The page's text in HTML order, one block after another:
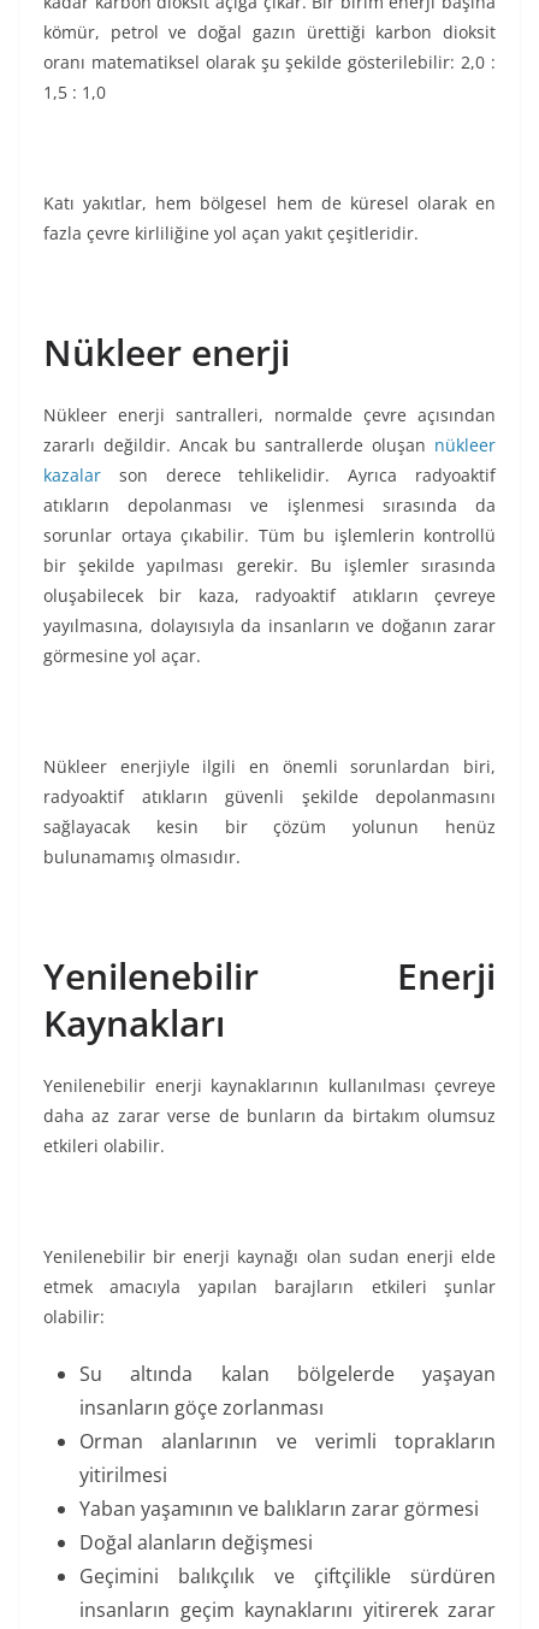
kömür, petrol ve doğal gazın ürettiği karbon dioksit
oranı matematiksel olarak şu şekilde gösterilebilir: 2,0 :
1,5 : 1,0
Katı yakıtlar, hem bölgesel hem de küresel olarak en
fazla çevre kirliliğine yol açan yakıt çeşitleridir.
Nükleer enerji
Nükleer enerji santralleri, normalde çevre açısından
zararlı değildir. Ancak bu santrallerde oluşan nükleer
kazalar son derece tehlikelidir. Ayrıca radyoaktif
atıkların depolanması ve işlenmesi sırasında da
sorunlar ortaya çıkabilir. Tüm bu işlemlerin kontrollü
bir şekilde yapılması gerekir. Bu işlemler sırasında
oluşabilecek bir kaza, radyoaktif atıkların çevreye
yayılmasına, dolayısıyla da insanların ve doğanın zarar
görmesine yol açar.
Nükleer enerjiyle ilgili en önemli sorunlardan biri,
radyoaktif atıkların güvenli şekilde depolanmasını
sağlayacak kesin bir çözüm yolunun henüz
bulunamamış olmasıdır.
Yenilenebilir Enerji
Kaynakları
Yenilenebilir enerji kaynaklarının kullanılması çevreye
daha az zarar verse de bunların da birtakım olumsuz
etkileri olabilir.
Yenilenebilir bir enerji kaynağı olan sudan enerji elde
etmek amacıyla yapılan barajların etkileri şunlar
olabilir:
Su altında kalan bölgelerde yaşayan
insanların göçe zorlanması
Orman alanlarının ve verimli toprakların
yitirilmesi
Yaban yaşamının ve balıkların zarar görmesi
Doğal alanların değişmesi
Geçimini balıkçılık ve çiftçilikle sürdüren
insanların geçim kaynaklarını yitirerek zarar